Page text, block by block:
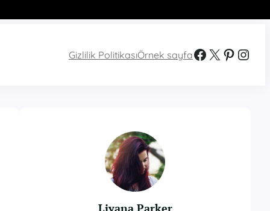
Gizlilik PolitikasıÖrnek sayfaFacebook X Pinterest Instagram